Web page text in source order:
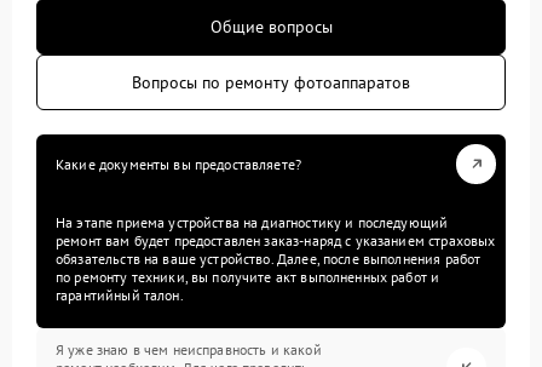
Общие вопросы
Вопросы по ремонту фотоаппаратов
Какие документы вы предоставляете?
На этапе приема устройства на диагностику и последующий
ремонт вам будет предоставлен заказ-наряд с указанием страховых
обязательств на ваше устройство. Далее, после выполнения работ
по ремонту техники, вы получите акт выполненных работ и
гарантийный талон.
Я уже знаю в чем неисправность и какой